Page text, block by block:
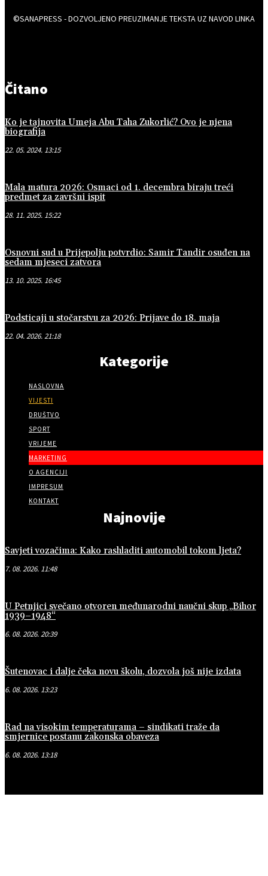
©SANAPRESS - DOZVOLJENO PREUZIMANJE TEKSTA UZ NAVOD LINKA
Čitano
Ko je tajnovita Umeja Abu Taha Zukorlić? Ovo je njena
biografija
22. 05. 2024. 13:15
Mala matura 2026: Osmaci od 1. decembra biraju treći
predmet za završni ispit
28. 11. 2025. 15:22
Osnovni sud u Prijepolju potvrdio: Samir Tandir osuđen na
sedam mjeseci zatvora
13. 10. 2025. 16:45
Podsticaji u stočarstvu za 2026: Prijave do 18. maja
22. 04. 2026. 21:18
Kategorije
NASLOVNA
VIJESTI
DRUŠTVO
SPORT
VRIJEME
MARKETING
O AGENCIJI
IMPRESUM
KONTAKT
Najnovije
Savjeti vozačima: Kako rashladiti automobil tokom ljeta?
7. 08. 2026. 11:48
U Petnjici svečano otvoren međunarodni naučni skup „Bihor
1939–1948“
6. 08. 2026. 20:39
Šutenovac i dalje čeka novu školu, dozvola još nije izdata
6. 08. 2026. 13:23
Rad na visokim temperaturama – sindikati traže da
smjernice postanu zakonska obaveza
6. 08. 2026. 13:18